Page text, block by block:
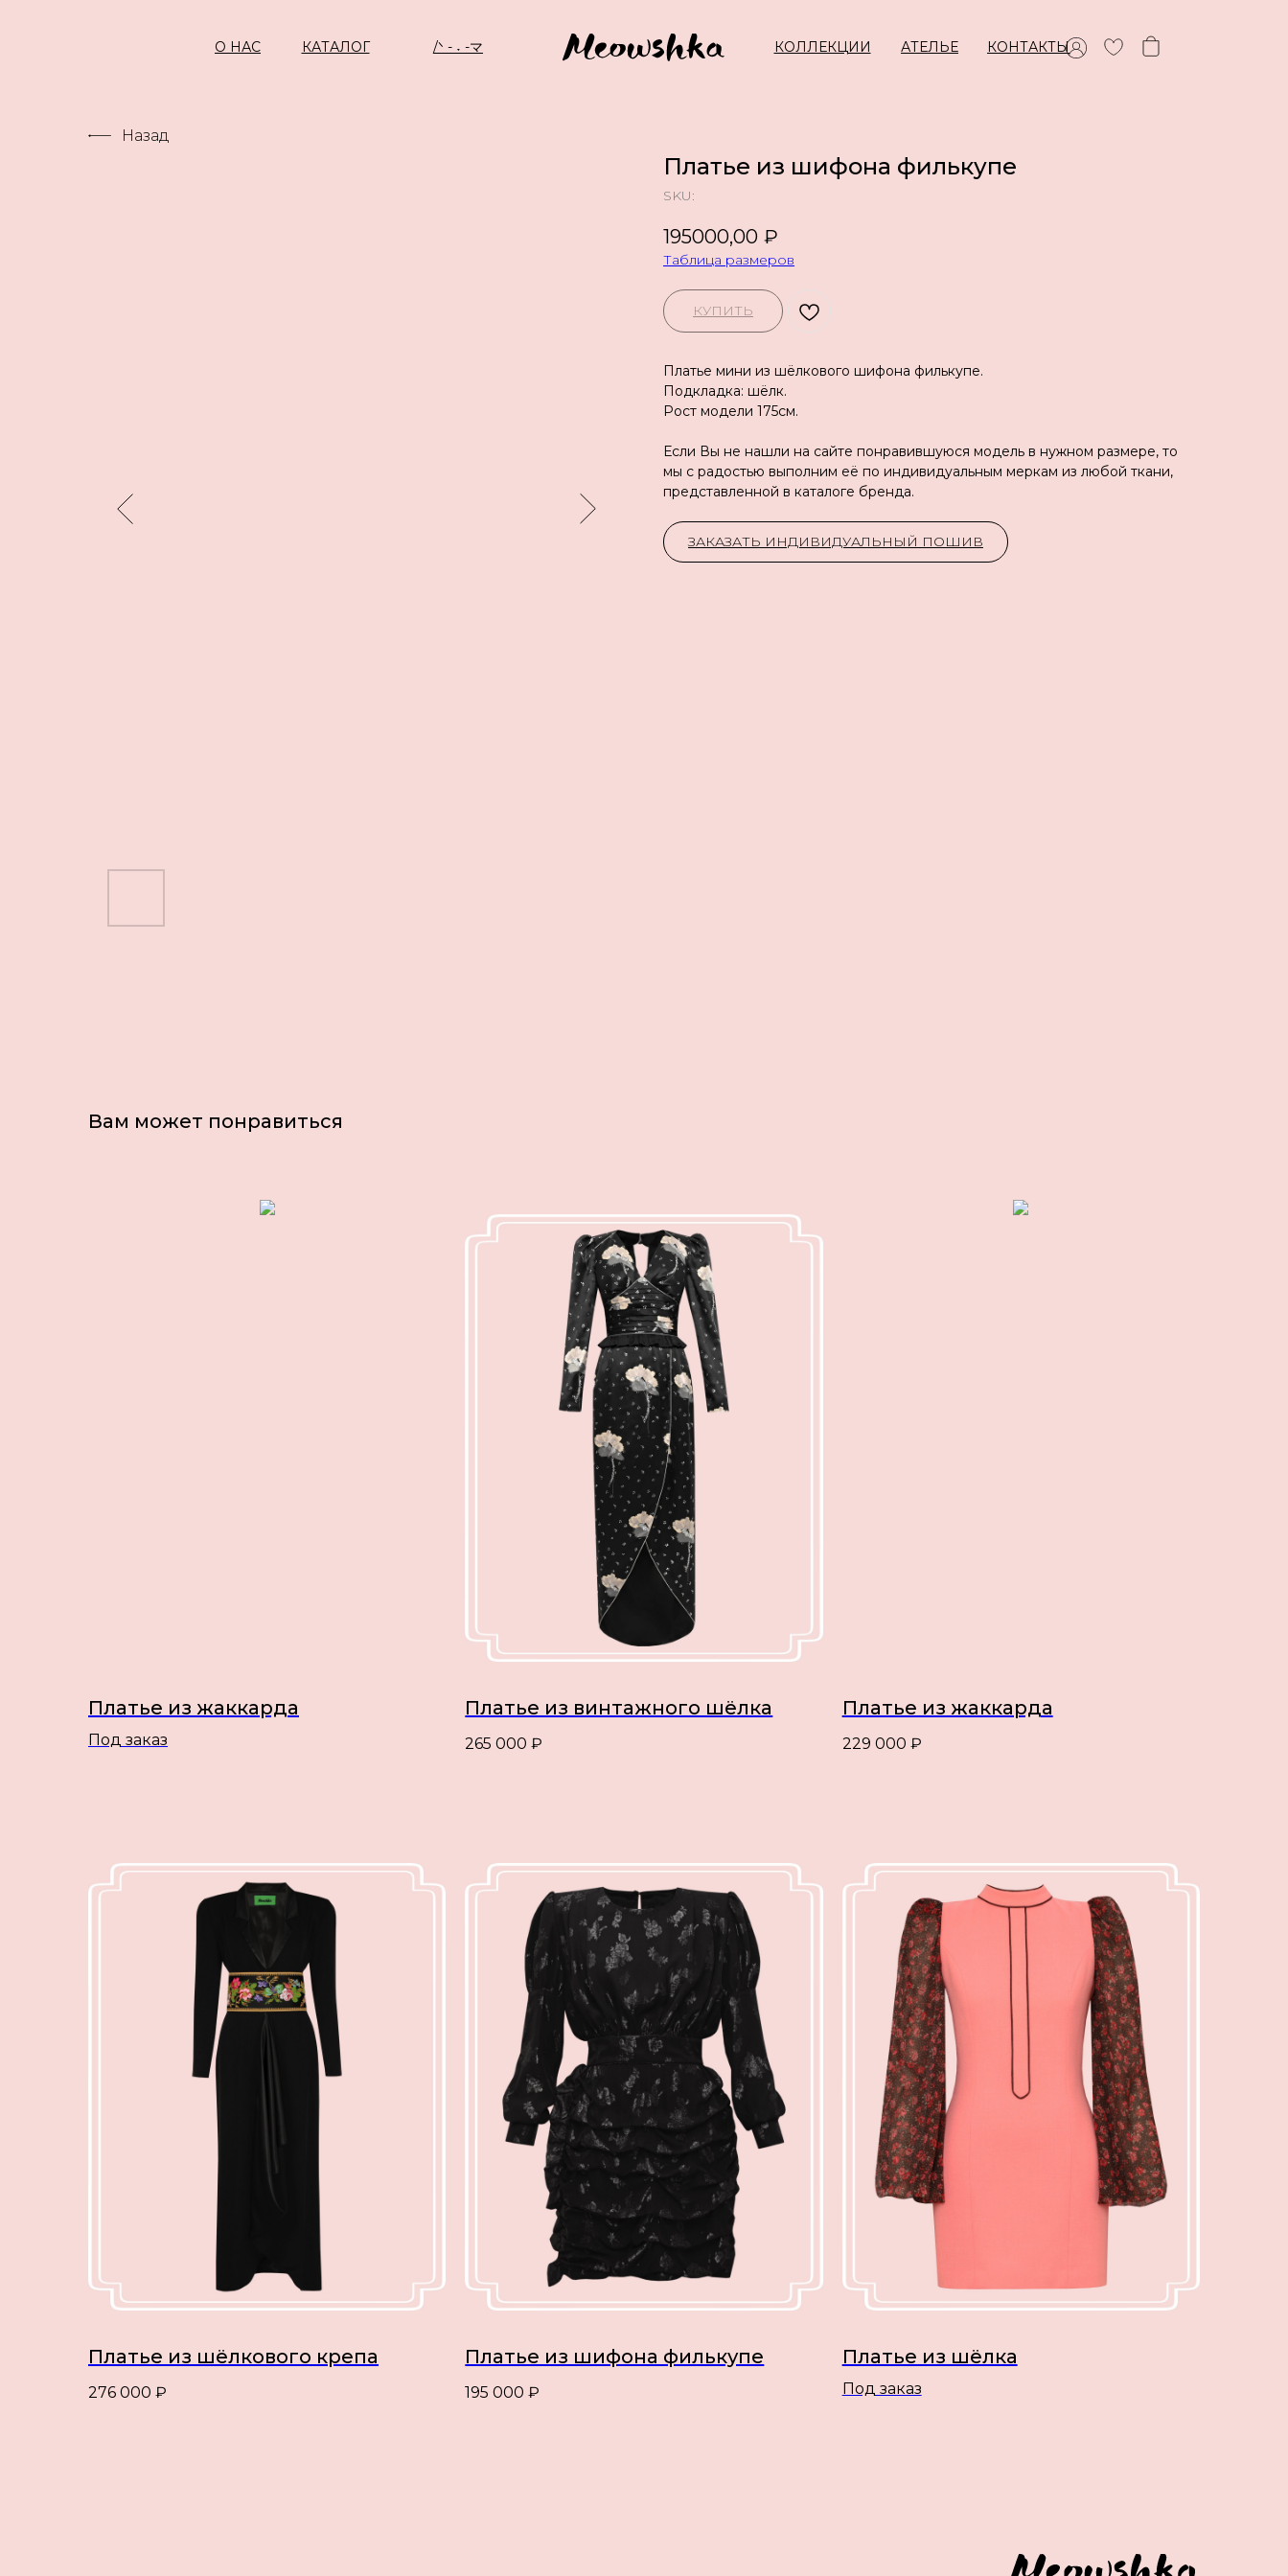
КАТАЛОГ
О НАС АТЕЛЬЕ
КОЛЛЕКЦИИ КОНТАКТЫ
/ᐠ - ˕ -マ
Назад
Платье из шифона филькупе
SKU:
195000,00 ₽
Таблица размеров
КУПИТЬ
Платье мини из шёлкового шифона филькупе.
Подкладка: шёлк.
Рост модели 175см.
Если Вы не нашли на сайте понравившуюся модель в нужном размере, то
мы с радостью выполним её по индивидуальным меркам из любой ткани,
представленной в каталоге бренда.
ЗАКАЗАТЬ ИНДИВИДУАЛЬНЫЙ ПОШИВ
Вам может понравиться
Платье из жаккарда
Под заказ
Платье из винтажного шёлка
265 000 ₽
Платье из жаккарда
229 000 ₽
Платье из шёлкового крепа
276 000 ₽
Платье из шифона филькупе
195 000 ₽
Платье из шёлка
Под заказ